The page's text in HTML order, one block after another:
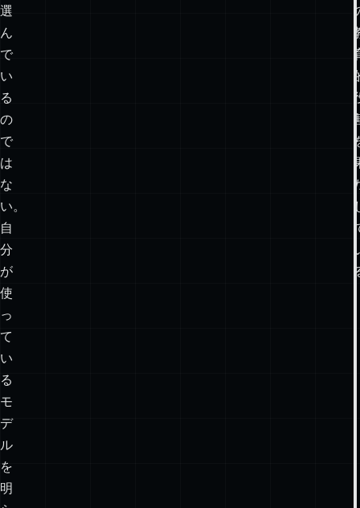
に
選
択
肢
を
選
ん
で
い
る
の
で
は
な
い。
自
分
が
使
っ
て
い
る